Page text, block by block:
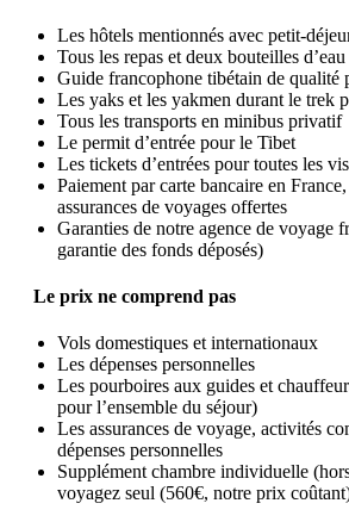
Les hôtels mentionnés avec petit-
Tous les repas et deux bouteilles
Guide francophone tibétain de qualité
Les yaks et les yakmen durant le trek
Tous les transports en minibus privatif
Le permit d’entrée pour le Tibet
Les tickets d’entrées pour toutes les
Paiement par carte bancaire en
assurances de voyages offertes
Garanties de notre agence de voyage
garantie des fonds déposés)
Le prix ne comprend pas
Vols domestiques et internationaux
Les dépenses personnelles
Les pourboires aux guides et
pour l’ensemble du séjour)
Les assurances de voyage, activités
dépenses personnelles
Supplément chambre individuelle
voyagez seul (560€, notre prix